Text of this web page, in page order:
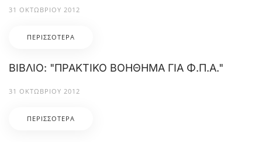
31 ΟΚΤΩΒΡΊΟΥ 2012
ΠΕΡΙΣΣΌΤΕΡΑ
ΒΙΒΛΙΟ: "ΠΡΑΚΤΙΚΟ ΒΟΗΘΗΜΑ ΓΙΑ Φ.Π.Α."
31 ΟΚΤΩΒΡΊΟΥ 2012
ΠΕΡΙΣΣΌΤΕΡΑ